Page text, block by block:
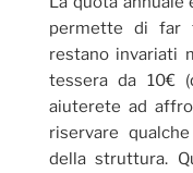
permette di far
restano invariati
tessera da 10€
aiuterete ad
riservare
della struttura.